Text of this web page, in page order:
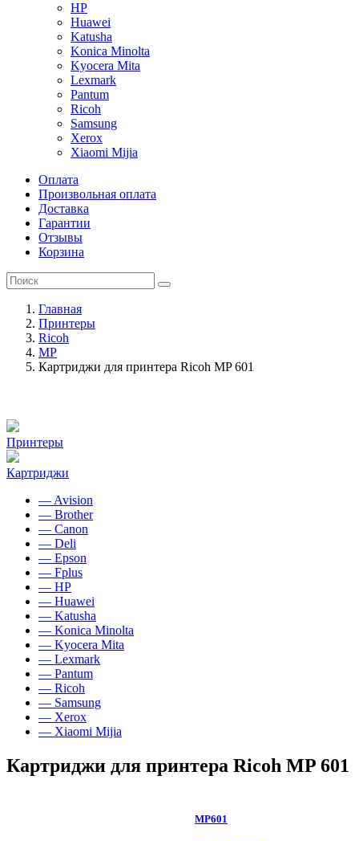
HP
Huawei
Katusha
Konica Minolta
Kyocera Mita
Lexmark
Pantum
Ricoh
Samsung
Xerox
Xiaomi Mijia
Оплата
Произвольная оплата
Доставка
Гарантии
Отзывы
Корзина
Главная
Принтеры
Ricoh
MP
Картриджи для принтера Ricoh MP 601
Принтеры
Картриджи
— Avision
— Brother
— Canon
— Deli
— Epson
— Fplus
— HP
— Huawei
— Katusha
— Konica Minolta
— Kyocera Mita
— Lexmark
— Pantum
— Ricoh
— Samsung
— Xerox
— Xiaomi Mijia
Картриджи для принтера Ricoh MP 601
MP601